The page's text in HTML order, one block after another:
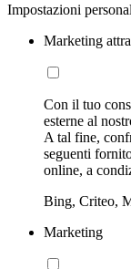
Impostazioni
Marketing
Con il tuo
esterne al
A tal fine,
seguenti
online, a
Bing, Criteo,
Marketing